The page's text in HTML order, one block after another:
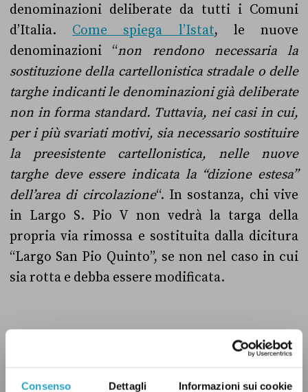
Consenso Dettagli Informazioni sui cookie
denominazioni deliberate da tutti i Comuni
d’Italia. Come spiega l’Istat, le nuove
denominazioni “non rendono necessaria la
sostituzione della cartellonistica stradale o delle
targhe indicanti le denominazioni già deliberate
non in forma standard. Tuttavia, nei casi in cui,
per i più svariati motivi, sia necessario sostituire
la preesistente cartellonistica, nelle nuove
targhe deve essere indicata la “dizione estesa”
dell’area di circolazione“. In sostanza, chi vive
in Largo S. Pio V non vedrà la targa della
propria via rimossa e sostituita dalla dicitura
“Largo San Pio Quinto”, se non nel caso in cui
sia rotta e debba essere modificata.
Quanto ai documenti d’identità, le nuove
non comportano la sostituzione
delle carte di identità ai cittadini se non su